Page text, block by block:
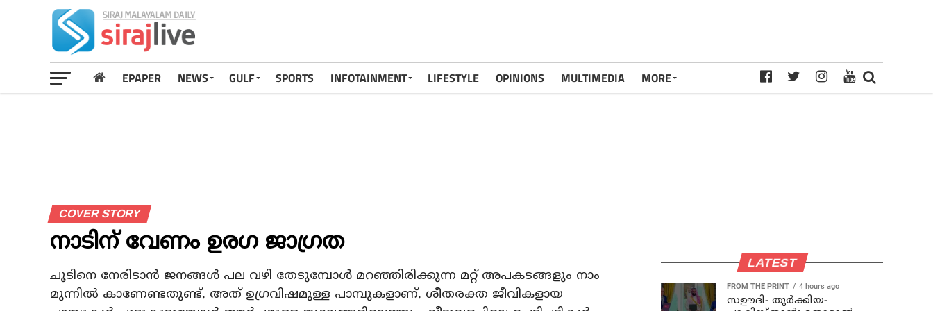
EPAPER NEWS GULF SPORTS INFOTAINMENT LIFESTYLE OPINIONS MULTIMEDIA MORE
COVER STORY
നാടിന് വേണം ഉരഗ ജാഗ്രത
ചൂടിനെ നേരിടാന്‍ ജനങ്ങള്‍ പല വഴി തേടുമ്പോള്‍ മറഞ്ഞിരിക്കുന്ന മറ്റ് അപകടങ്ങളും നാം
മുന്നില്‍ കാണേണ്ടതുണ്ട്. അത് ഉഗ്രവിഷമുള്ള പാമ്പുകളാണ്. ശീതരക്ത ജീവികളായ
LATEST
FROM THE PRINT 4 hours ago
സഊദി- തുർക്കിയ-